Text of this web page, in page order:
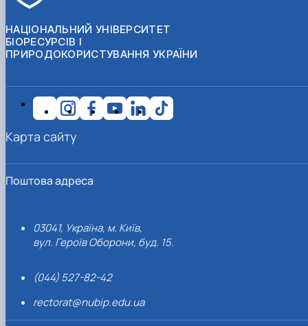
НАЦІОНАЛЬНИЙ УНІВЕРСИТЕТ
БІОРЕСУРСІВ І
ПРИРОДОКОРИСТУВАННЯ УКРАЇНИ
Поштова адреса
03041, Україна, м. Київ,
вул. Героїв Оборони, буд. 15.
(044) 527-82-42
rectorat@nubip.edu.ua
Карта сайту